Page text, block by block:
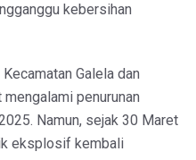
kebersihan
Galela dan
penurunan
Namun, sejak 30 Maret
eksplosif kembali